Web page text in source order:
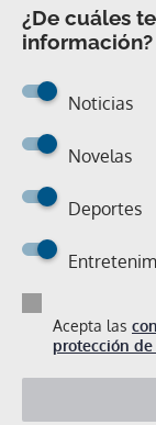
¿De cuáles
información?
Noticias
Novelas
Deportes
Acepta las
protección de